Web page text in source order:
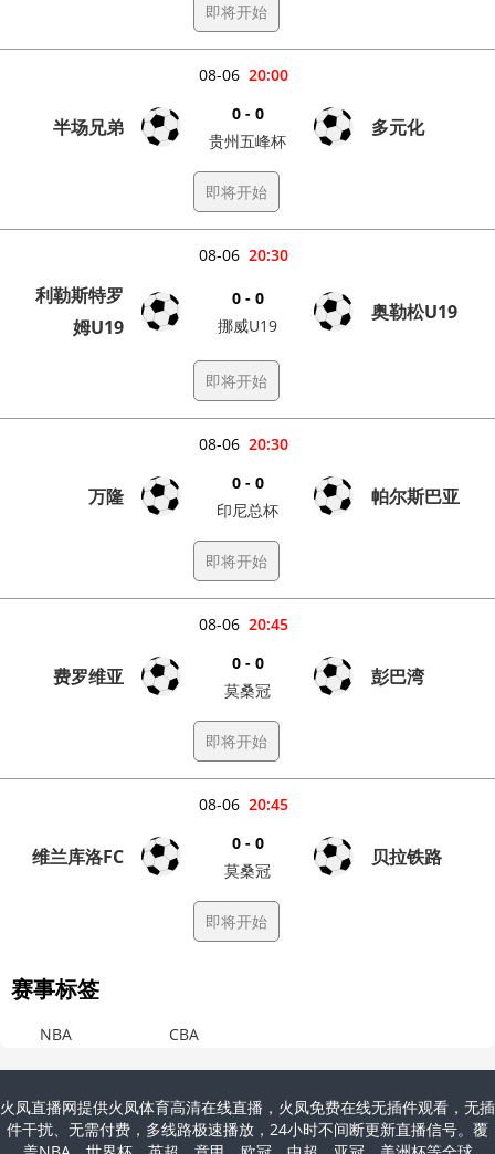
即将开始
20:00
08-06
半场兄弟
0 - 0
贵州五峰杯
多元化
即将开始
20:30
08-06
利勒斯特罗
姆U19
0 - 0
挪威U19
奥勒松U19
即将开始
20:30
08-06
万隆
0 - 0
印尼总杯
帕尔斯巴亚
即将开始
20:45
08-06
费罗维亚
0 - 0
莫桑冠
彭巴湾
即将开始
20:45
08-06
维兰库洛FC
0 - 0
莫桑冠
贝拉铁路
即将开始
赛事标签
NBA CBA
火凤直播网提供火凤体育高清在线直播，火凤免费在线无插件观看，无插
件干扰、无需付费，多线路极速播放，24小时不间断更新直播信号。覆